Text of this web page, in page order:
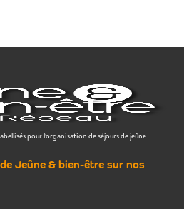
pour l’organisation de séjours de jeûne
Jeûne & bien-être sur nos